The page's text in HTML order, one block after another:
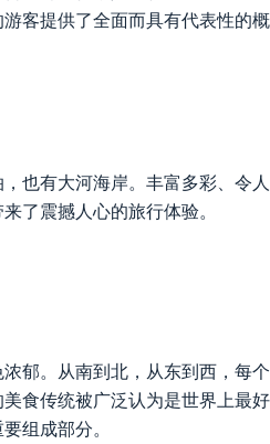
客提供了全面而具有代表性的概
也有大河海岸。丰富多彩、令人
了震撼人心的旅行体验。
郁。从南到北，从东到西，每个
食传统被广泛认为是世界上最好
组成部分。